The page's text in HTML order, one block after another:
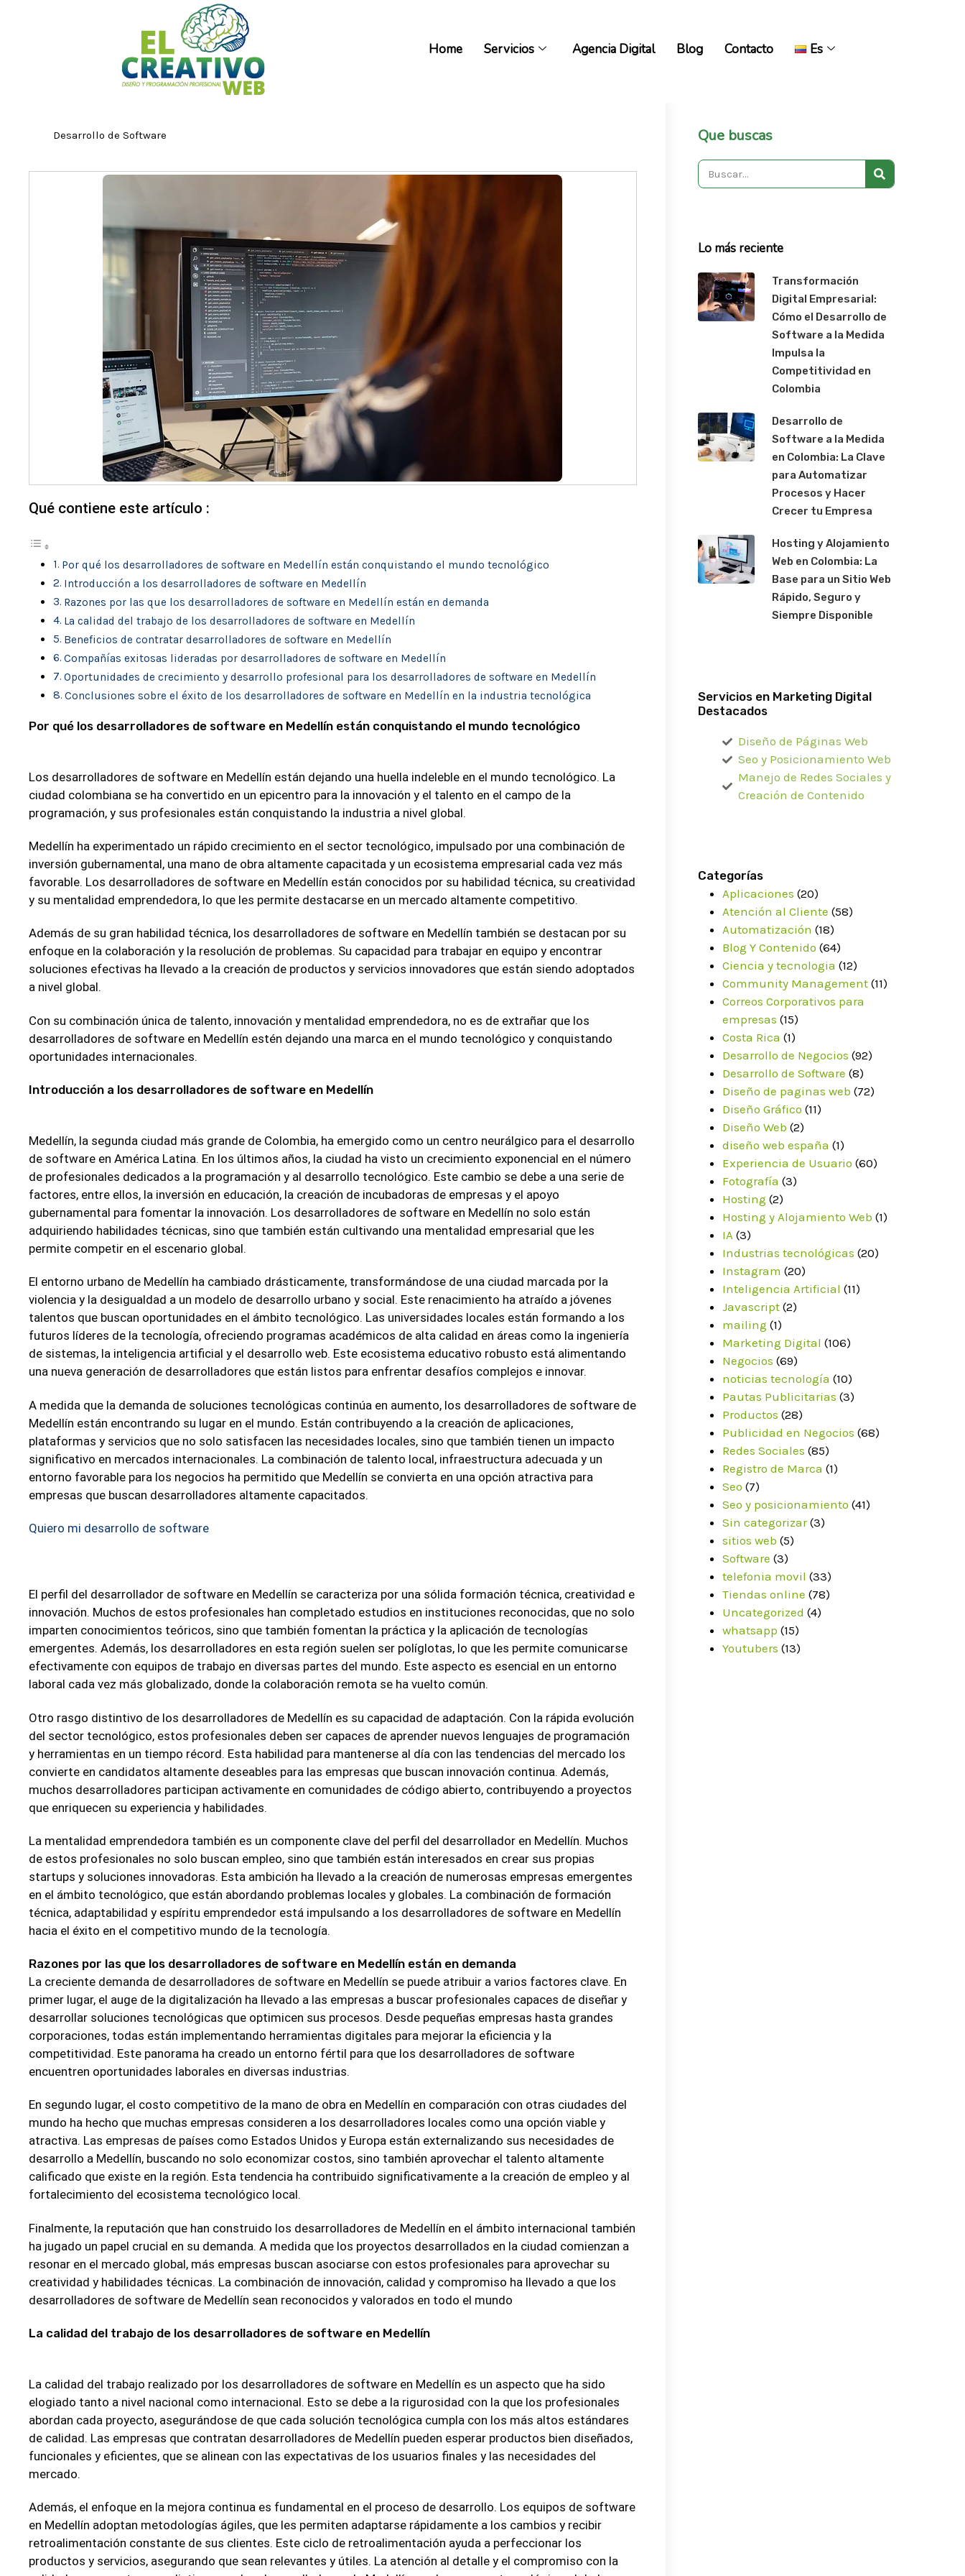
Home Servicios Agencia Digital Blog Contacto Es
Home Servicios Agencia Digital Blog Contacto Es
Desarrollo de Software
Qué contiene este artículo :
Por qué los desarrolladores de software en Medellín están conquistando el mundo tecnológico
Introducción a los desarrolladores de software en Medellín
Razones por las que los desarrolladores de software en Medellín están en demanda
La calidad del trabajo de los desarrolladores de software en Medellín
Beneficios de contratar desarrolladores de software en Medellín
Compañías exitosas lideradas por desarrolladores de software en Medellín
Oportunidades de crecimiento y desarrollo profesional para los desarrolladores de software en Medellín
Conclusiones sobre el éxito de los desarrolladores de software en Medellín en la industria tecnológica
Por qué los desarrolladores de software en Medellín están conquistando el mundo tecnológico
Los desarrolladores de software en Medellín están dejando una huella indeleble en el mundo tecnológico. La
ciudad colombiana se ha convertido en un epicentro para la innovación y el talento en el campo de la
programación, y sus profesionales están conquistando la industria a nivel global.
Medellín ha experimentado un rápido crecimiento en el sector tecnológico, impulsado por una combinación de
inversión gubernamental, una mano de obra altamente capacitada y un ecosistema empresarial cada vez más
favorable. Los desarrolladores de software en Medellín están conocidos por su habilidad técnica, su creatividad
y su mentalidad emprendedora, lo que les permite destacarse en un mercado altamente competitivo.
Además de su gran habilidad técnica, los desarrolladores de software en Medellín también se destacan por su
enfoque en la colaboración y la resolución de problemas. Su capacidad para trabajar en equipo y encontrar
soluciones efectivas ha llevado a la creación de productos y servicios innovadores que están siendo adoptados
a nivel global.
Con su combinación única de talento, innovación y mentalidad emprendedora, no es de extrañar que los
desarrolladores de software en Medellín estén dejando una marca en el mundo tecnológico y conquistando
oportunidades internacionales.
Introducción a los desarrolladores de software en Medellín
Medellín, la segunda ciudad más grande de Colombia, ha emergido como un centro neurálgico para el desarrollo
de software en América Latina. En los últimos años, la ciudad ha visto un crecimiento exponencial en el número
de profesionales dedicados a la programación y al desarrollo tecnológico. Este cambio se debe a una serie de
factores, entre ellos, la inversión en educación, la creación de incubadoras de empresas y el apoyo
gubernamental para fomentar la innovación. Los desarrolladores de software en Medellín no solo están
adquiriendo habilidades técnicas, sino que también están cultivando una mentalidad empresarial que les
permite competir en el escenario global.
El entorno urbano de Medellín ha cambiado drásticamente, transformándose de una ciudad marcada por la
violencia y la desigualdad a un modelo de desarrollo urbano y social. Este renacimiento ha atraído a jóvenes
talentos que buscan oportunidades en el ámbito tecnológico. Las universidades locales están formando a los
futuros líderes de la tecnología, ofreciendo programas académicos de alta calidad en áreas como la ingeniería
de sistemas, la inteligencia artificial y el desarrollo web. Este ecosistema educativo robusto está alimentando
una nueva generación de desarrolladores que están listos para enfrentar desafíos complejos e innovar.
A medida que la demanda de soluciones tecnológicas continúa en aumento, los desarrolladores de software de
Medellín están encontrando su lugar en el mundo. Están contribuyendo a la creación de aplicaciones,
plataformas y servicios que no solo satisfacen las necesidades locales, sino que también tienen un impacto
significativo en mercados internacionales. La combinación de talento local, infraestructura adecuada y un
entorno favorable para los negocios ha permitido que Medellín se convierta en una opción atractiva para
empresas que buscan desarrolladores altamente capacitados.
Quiero mi desarrollo de software
El perfil del desarrollador de software en Medellín se caracteriza por una sólida formación técnica, creatividad e
innovación. Muchos de estos profesionales han completado estudios en instituciones reconocidas, que no solo
imparten conocimientos teóricos, sino que también fomentan la práctica y la aplicación de tecnologías
emergentes. Además, los desarrolladores en esta región suelen ser políglotas, lo que les permite comunicarse
efectivamente con equipos de trabajo en diversas partes del mundo. Este aspecto es esencial en un entorno
laboral cada vez más globalizado, donde la colaboración remota se ha vuelto común.
Otro rasgo distintivo de los desarrolladores de Medellín es su capacidad de adaptación. Con la rápida evolución
del sector tecnológico, estos profesionales deben ser capaces de aprender nuevos lenguajes de programación
y herramientas en un tiempo récord. Esta habilidad para mantenerse al día con las tendencias del mercado los
convierte en candidatos altamente deseables para las empresas que buscan innovación continua. Además,
muchos desarrolladores participan activamente en comunidades de código abierto, contribuyendo a proyectos
que enriquecen su experiencia y habilidades.
La mentalidad emprendedora también es un componente clave del perfil del desarrollador en Medellín. Muchos
de estos profesionales no solo buscan empleo, sino que también están interesados en crear sus propias
startups y soluciones innovadoras. Esta ambición ha llevado a la creación de numerosas empresas emergentes
en el ámbito tecnológico, que están abordando problemas locales y globales. La combinación de formación
técnica, adaptabilidad y espíritu emprendedor está impulsando a los desarrolladores de software en Medellín
hacia el éxito en el competitivo mundo de la tecnología.
Razones por las que los desarrolladores de software en Medellín están en demanda
La creciente demanda de desarrolladores de software en Medellín se puede atribuir a varios factores clave. En
primer lugar, el auge de la digitalización ha llevado a las empresas a buscar profesionales capaces de diseñar y
desarrollar soluciones tecnológicas que optimicen sus procesos. Desde pequeñas empresas hasta grandes
corporaciones, todas están implementando herramientas digitales para mejorar la eficiencia y la
competitividad. Este panorama ha creado un entorno fértil para que los desarrolladores de software
encuentren oportunidades laborales en diversas industrias.
En segundo lugar, el costo competitivo de la mano de obra en Medellín en comparación con otras ciudades del
mundo ha hecho que muchas empresas consideren a los desarrolladores locales como una opción viable y
atractiva. Las empresas de países como Estados Unidos y Europa están externalizando sus necesidades de
desarrollo a Medellín, buscando no solo economizar costos, sino también aprovechar el talento altamente
calificado que existe en la región. Esta tendencia ha contribuido significativamente a la creación de empleo y al
fortalecimiento del ecosistema tecnológico local.
Finalmente, la reputación que han construido los desarrolladores de Medellín en el ámbito internacional también
ha jugado un papel crucial en su demanda. A medida que los proyectos desarrollados en la ciudad comienzan a
resonar en el mercado global, más empresas buscan asociarse con estos profesionales para aprovechar su
creatividad y habilidades técnicas. La combinación de innovación, calidad y compromiso ha llevado a que los
desarrolladores de software de Medellín sean reconocidos y valorados en todo el mundo
La calidad del trabajo de los desarrolladores de software en Medellín
La calidad del trabajo realizado por los desarrolladores de software en Medellín es un aspecto que ha sido
elogiado tanto a nivel nacional como internacional. Esto se debe a la rigurosidad con la que los profesionales
abordan cada proyecto, asegurándose de que cada solución tecnológica cumpla con los más altos estándares
de calidad. Las empresas que contratan desarrolladores de Medellín pueden esperar productos bien diseñados,
funcionales y eficientes, que se alinean con las expectativas de los usuarios finales y las necesidades del
mercado.
Además, el enfoque en la mejora continua es fundamental en el proceso de desarrollo. Los equipos de software
en Medellín adoptan metodologías ágiles, que les permiten adaptarse rápidamente a los cambios y recibir
retroalimentación constante de sus clientes. Este ciclo de retroalimentación ayuda a perfeccionar los
productos y servicios, asegurando que sean relevantes y útiles. La atención al detalle y el compromiso con la
Que buscas
Search
Lo más reciente
Transformación
Digital Empresarial:
Cómo el Desarrollo de
Software a la Medida
Impulsa la
Competitividad en
Colombia
Desarrollo de
Software a la Medida
en Colombia: La Clave
para Automatizar
Procesos y Hacer
Crecer tu Empresa
Hosting y Alojamiento
Web en Colombia: La
Base para un Sitio Web
Rápido, Seguro y
Siempre Disponible
Servicios en Marketing Digital
Destacados
Diseño de Páginas Web
Seo y Posicionamiento Web
Manejo de Redes Sociales y
Creación de Contenido
Categorías
Aplicaciones (20)
Atención al Cliente (58)
Automatización (18)
Blog Y Contenido (64)
Ciencia y tecnologia (12)
Community Management(11)
Correos Corporativos para
empresas (15)
Costa Rica (1)
Desarrollo de Negocios (92)
Desarrollo de Software (8)
Diseño de paginas web (72)
Diseño Gráfico (11)
Diseño Web (2)
diseño web españa (1)
Experiencia de Usuario (60)
Fotografía (3)
Hosting (2)
Hosting y Alojamiento Web (1)
IA(3)
Industrias tecnológicas (20)
Instagram (20)
Inteligencia Artificial (11)
Javascript(2)
mailing (1)
Marketing Digital (106)
Negocios (69)
noticias tecnología (10)
Pautas Publicitarias (3)
Productos (28)
Publicidad en Negocios (68)
Redes Sociales (85)
Registro de Marca (1)
Seo (7)
Seo y posicionamiento (41)
Sin categorizar(3)
sitios web (5)
Software (3)
telefonia movil (33)
Tiendas online (78)
Uncategorized (4)
whatsapp (15)
Youtubers (13)